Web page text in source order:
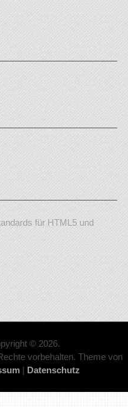
für HTML5 und
© 2026.
vorbehalten. Theme von
| Datenschutz